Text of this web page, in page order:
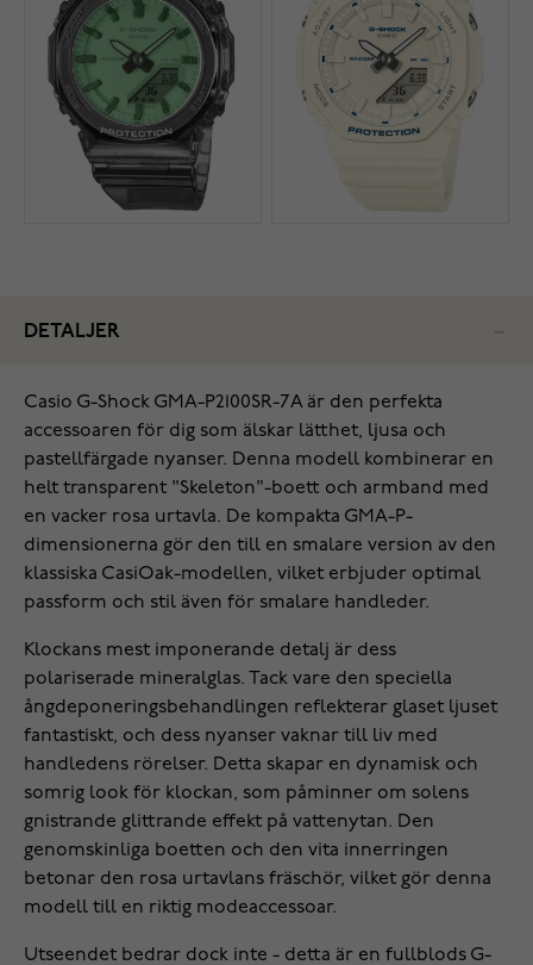
DETALJER
Casio G-Shock GMA-P2100SR-7A är den perfekta
accessoaren för dig som älskar lätthet, ljusa och
pastellfärgade nyanser. Denna modell kombinerar en
helt transparent "Skeleton"-boett och armband med
en vacker rosa urtavla. De kompakta GMA-P-
dimensionerna gör den till en smalare version av den
klassiska CasiOak-modellen, vilket erbjuder optimal
passform och stil även för smalare handleder.
Klockans mest imponerande detalj är dess
polariserade mineralglas. Tack vare den speciella
ångdeponeringsbehandlingen reflekterar glaset ljuset
fantastiskt, och dess nyanser vaknar till liv med
handledens rörelser. Detta skapar en dynamisk och
somrig look för klockan, som påminner om solens
gnistrande glittrande effekt på vattenytan. Den
genomskinliga boetten och den vita innerringen
betonar den rosa urtavlans fräschör, vilket gör denna
modell till en riktig modeaccessoar.
Utseendet bedrar dock inte - detta är en fullblods G-